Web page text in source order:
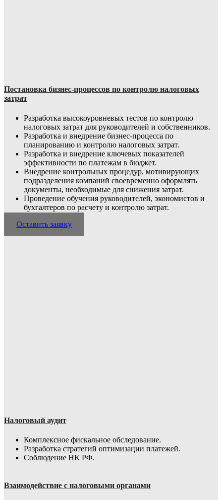
Постановка бизнес-процессов по контролю налоговых
затрат
Разработка высокоуровневых тестов по контролю
налоговых затрат для руководителей и собственников.
Разработка и внедрение бизнес-процесса по
планированию и контролю налоговых затрат.
Разработка и внедрение ключевых показателей
эффективности по платежам в бюджет.
Внедрение контрольных процедур, мотивирующих
подразделения компаний своевременно оформлять
документы, необходимые для снижения затрат.
Проведение обучения руководителей, экономистов и
бухгалтеров по расчету и контролю затрат.
Оставить заявку
Налоговый аудит
Комплексное фискальное обследование.
Разработка стратегий оптимизации платежей.
Соблюдение НК РФ.
Взаимодействие с налоговыми органами